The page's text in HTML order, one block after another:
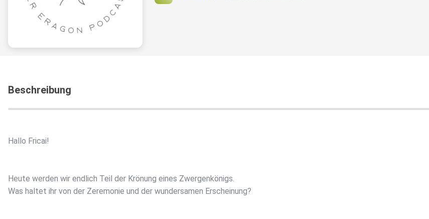
Beschreibung
Hallo Fricai!
Heute werden wir endlich Teil der Krönung eines Zwergenkönigs.
Was haltet ihr von der Zeremonie und der wundersamen Erscheinung?